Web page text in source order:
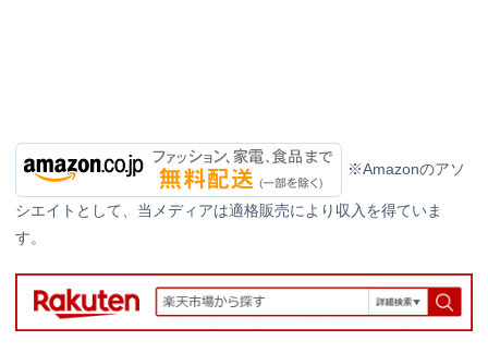
※Amazonのアソ
シエイトとして、当メディアは適格販売により収入を得ていま
す。